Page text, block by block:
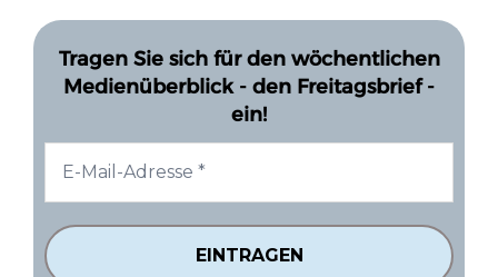
Tragen Sie sich für den wöchentlichen
Medienüberblick - den Freitagsbrief -
ein!